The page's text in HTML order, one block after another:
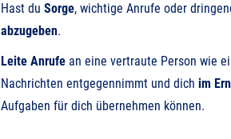
Hast du Sorge, wichtige Anrufe oder
abzugeben.
Leite Anrufe an eine vertraute Person wie
Nachrichten entgegennimmt und dich im
Aufgaben für dich übernehmen können.